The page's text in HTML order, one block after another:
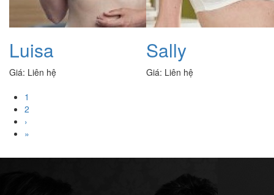
Luisa
Giá: Liên hệ
Sally
Giá: Liên hệ
1
2
›
»